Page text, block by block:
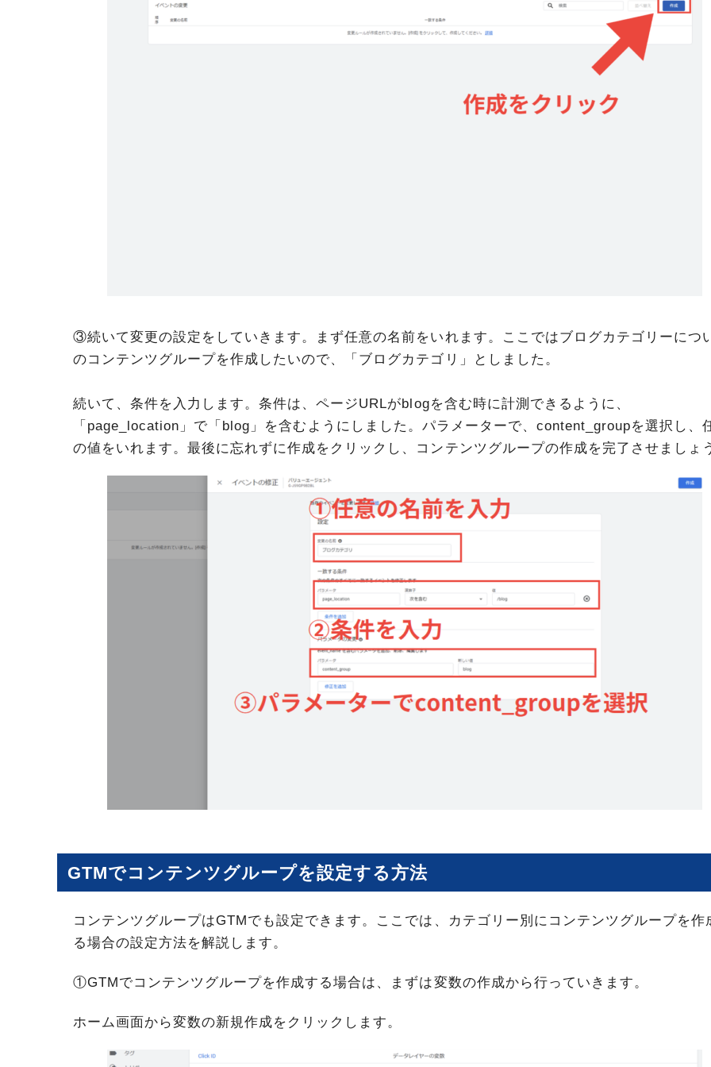
③続いて変更の設定をしていきます。まず任意の名前をいれます。ここではブログカテゴリーにつ
のコンテンツグループを作成したいので、「ブログカテゴリ」としました。
続いて、条件を入力します。条件は、ページURLがblogを含む時に計測できるように、
「page_location」で「blog」を含むようにしました。パラメーターで、content_groupを選択し、
の値をいれます。最後に忘れずに作成をクリックし、コンテンツグループの作成を完了させましょ
GTMでコンテンツグループを設定する方法
コンテンツグループはGTMでも設定できます。ここでは、カテゴリー別にコンテンツグループを作
る場合の設定方法を解説します。
①GTMでコンテンツグループを作成する場合は、まずは変数の作成から行っていきます。
ホーム画面から変数の新規作成をクリックします。